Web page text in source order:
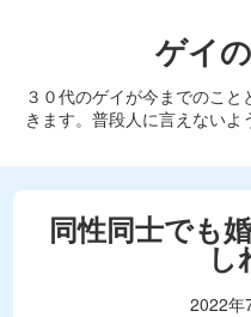
ゲイ
３０代のゲイが今までのこ
きます。普段人に言えないよ
同性同士でも
し
2022年